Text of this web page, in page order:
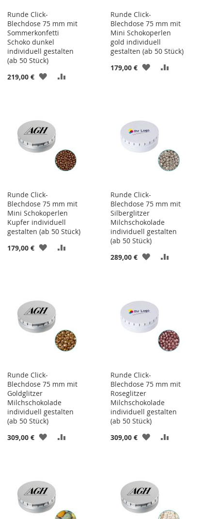
Runde Click-
Blechdose 75 mm mit
Sommerkonfetti
Schoko dunkel
individuell gestalten
(ab 50 Stück)
219,00 €
ZUR
Runde Click-
Blechdose 75 mm mit
Mini Schokoperlen
gold individuell
gestalten (ab 50 Stück)
179,00 €
ZUR
Runde Click-
Blechdose 75 mm mit
Mini Schokoperlen
Kupfer individuell
gestalten (ab 50 Stück)
179,00 €
ZUR
VERGLEICHSLISTE
Runde Click-
Blechdose 75 mm mit
Silberglitzer
Milchschokolade
individuell gestalten
(ab 50 Stück)
289,00 €
ZUR
Runde Click-
Blechdose 75 mm mit
Goldglitzer
Milchschokolade
individuell gestalten
(ab 50 Stück)
309,00 €
ZUR
Runde Click-
Blechdose 75 mm mit
Roseglitzer
Milchschokolade
individuell gestalten
(ab 50 Stück)
309,00 €
ZUR